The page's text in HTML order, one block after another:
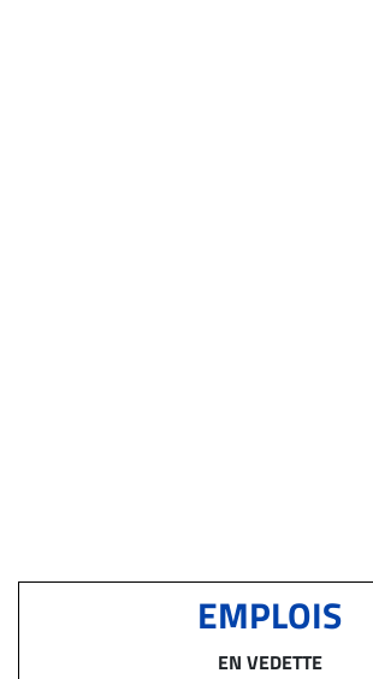
EMPLOIS
EN VEDETTE